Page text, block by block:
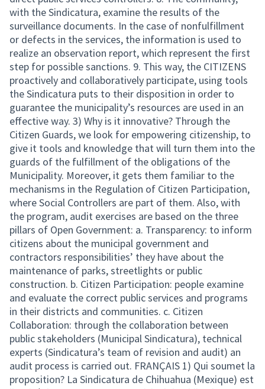
with the Sindicatura, examine the results of the
surveillance documents. In the case of nonfulfillment
or defects in the services, the information is used to
realize an observation report, which represent the first
step for possible sanctions. 9. This way, the CITIZENS
proactively and collaboratively participate, using tools
the Sindicatura puts to their disposition in order to
guarantee the municipality’s resources are used in an
effective way. 3) Why is it innovative? Through the
Citizen Guards, we look for empowering citizenship, to
give it tools and knowledge that will turn them into the
guards of the fulfillment of the obligations of the
Municipality. Moreover, it gets them familiar to the
mechanisms in the Regulation of Citizen Participation,
where Social Controllers are part of them. Also, with
the program, audit exercises are based on the three
pillars of Open Government: a. Transparency: to inform
citizens about the municipal government and
contractors responsibilities’ they have about the
maintenance of parks, streetlights or public
construction. b. Citizen Participation: people examine
and evaluate the correct public services and programs
in their districts and communities. c. Citizen
Collaboration: through the collaboration between
public stakeholders (Municipal Sindicatura), technical
experts (Sindicatura’s team of revision and audit) an
audit process is carried out. FRANÇAIS 1) Qui soumet la
proposition? La Sindicatura de Chihuahua (Mexique) est